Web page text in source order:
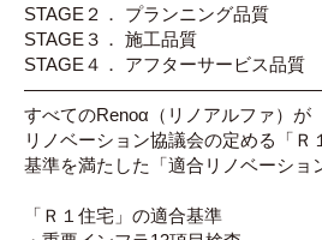
STAGE２． プランニング品質
STAGE３． 施工品質
STAGE４． アフターサービス品質
すべてのRenoα（リノアルファ）が
リノベーション協議会の定める「Ｒ
基準を満たした「適合リノベーショ
「Ｒ１住宅」の適合基準